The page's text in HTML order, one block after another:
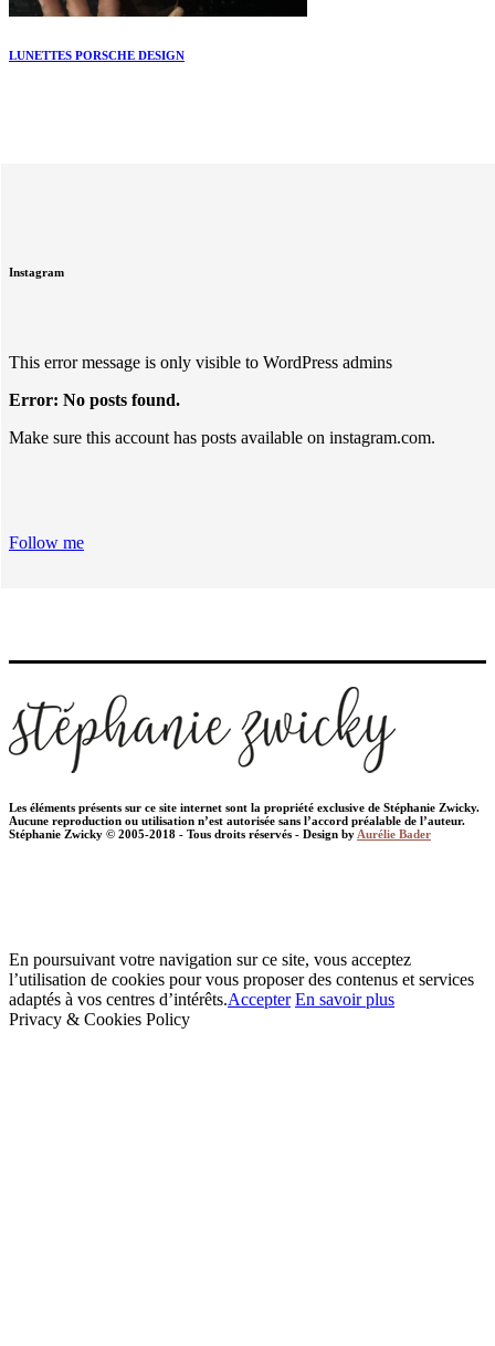
LUNETTES PORSCHE DESIGN
Instagram
This error message is only visible to WordPress admins
Error: No posts found.
Make sure this account has posts available on instagram.com.
Follow me
Les éléments présents sur ce site internet sont la propriété exclusive de Stéphanie Zwicky.
Aucune reproduction ou utilisation n’est autorisée sans l’accord préalable de l’auteur.
Stéphanie Zwicky © 2005-2018 - Tous droits réservés - Design by Aurélie Bader
En poursuivant votre navigation sur ce site, vous acceptez
l’utilisation de cookies pour vous proposer des contenus et services
adaptés à vos centres d’intérêts.Accepter En savoir plus
Privacy & Cookies Policy